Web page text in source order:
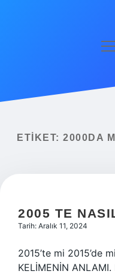
Yasal Uyarı
ETIKET: 2000DA
2005 TE
Tarih: Aralık 11, 2024
2015’te mi 2015’de
KELİMENİN